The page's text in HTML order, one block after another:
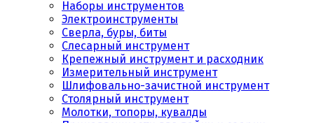
Наборы инструментов
Электроинструменты
Сверла, буры, биты
Слесарный инструмент
Крепежный инструмент и расходник
Измерительный инструмент
Шлифовально-зачистной инструмент
Столярный инструмент
Молотки, топоры, кувалды